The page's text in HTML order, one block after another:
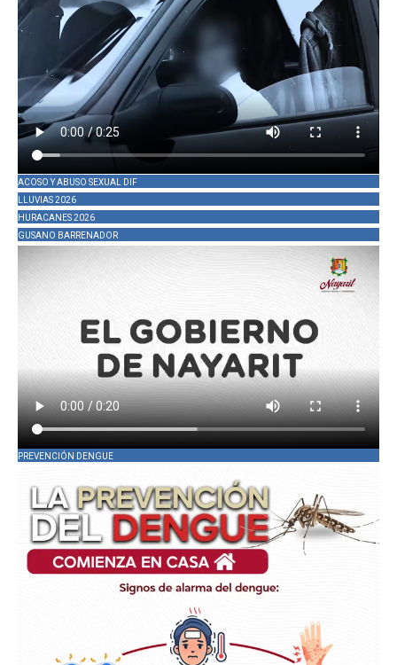
ACOSO Y ABUSO SEXUAL DIF
LLUVIAS 2026
HURACANES 2026
GUSANO BARRENADOR
PREVENCIÓN DENGUE